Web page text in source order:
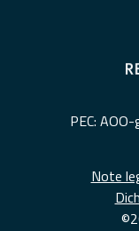
PEC:
Note